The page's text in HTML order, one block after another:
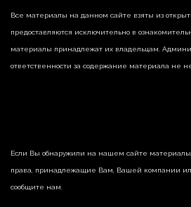
Все материалы на данном сайте взяты из
предоставляются исключительно в
материалы принадлежат их владельцам.
ответственности за содержание материала не
Если Вы обнаружили на нашем сайте
права, принадлежащие Вам, Вашей компании
сообщите нам.